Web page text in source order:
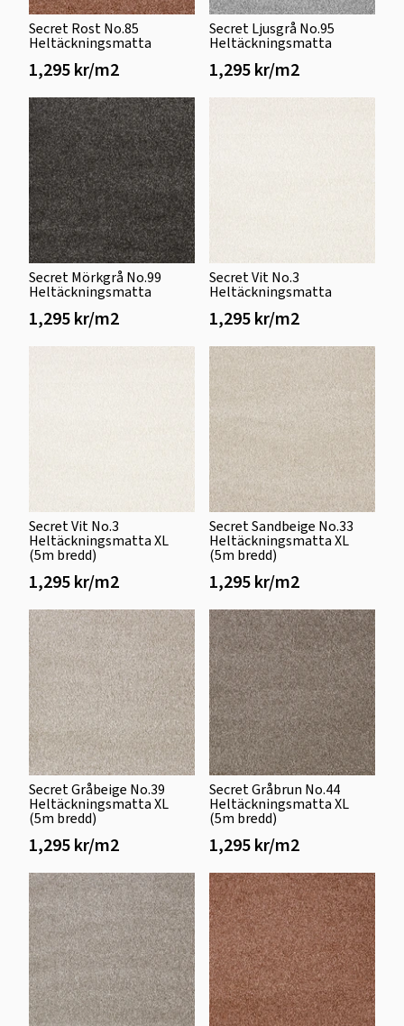
Secret Rost No.85
Heltäckningsmatta
1,295 kr/m2
Secret Ljusgrå No.95
Heltäckningsmatta
1,295 kr/m2
Secret Mörkgrå No.99
Heltäckningsmatta
1,295 kr/m2
Secret Vit No.3
Heltäckningsmatta
1,295 kr/m2
Secret Vit No.3
Heltäckningsmatta XL
(5m bredd)
1,295 kr/m2
Secret Sandbeige No.33
Heltäckningsmatta XL
(5m bredd)
1,295 kr/m2
Secret Gråbeige No.39
Heltäckningsmatta XL
(5m bredd)
1,295 kr/m2
Secret Gråbrun No.44
Heltäckningsmatta XL
(5m bredd)
1,295 kr/m2